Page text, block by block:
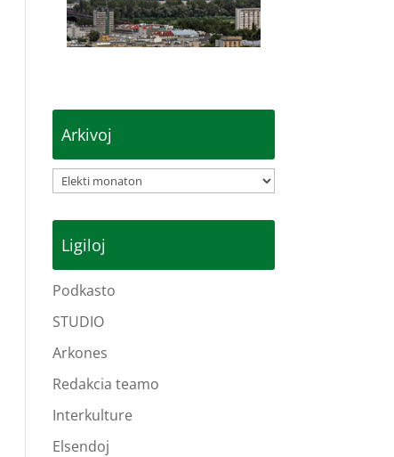
Arkivoj
Arkivoj
Ligiloj
Podkasto
STUDIO
Arkones
Redakcia teamo
Interkulture
Elsendoj